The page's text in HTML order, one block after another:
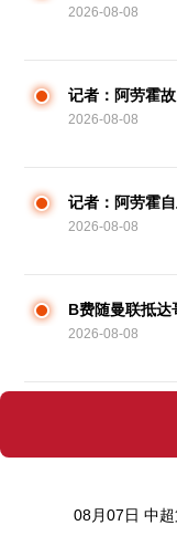
育很绝望
2026-08-08
记者：阿劳霍
有多种选项
2026-08-08
记者：阿劳霍
克的信赖
2026-08-08
B费随曼联抵达
2026-08-08